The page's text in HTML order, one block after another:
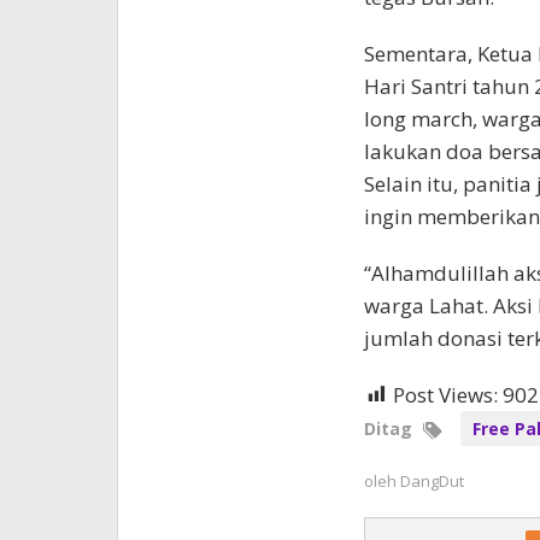
Sementara, Ketua
Hari Santri tahun
long march,
lakukan doa
Selain itu, panitia
ingin
“Alhamdulillah
warga Lahat.
jumlah donasi
Post Views: 902
Ditag Free
oleh DangDut